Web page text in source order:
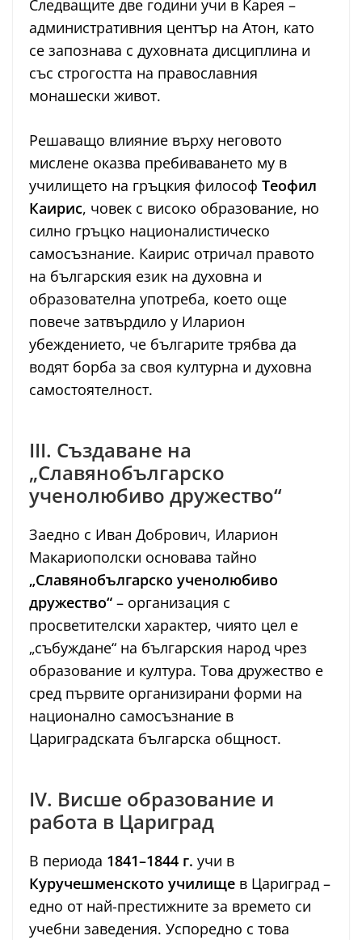
Следващите две години учи в Карея –
административния център на Атон, като
се запознава с духовната дисциплина и
със строгостта на православния
монашески живот.
Решаващо влияние върху неговото
мислене оказва пребиваването му в
училището на гръцкия философ Теофил
Каирис, човек с високо образование, но
силно гръцко националистическо
самосъзнание. Каирис отричал правото
на българския език на духовна и
образователна употреба, което още
повече затвърдило у Иларион
убеждението, че българите трябва да
водят борба за своя културна и духовна
самостоятелност.
III. Създаване на
„Славянобългарско
ученолюбиво дружество“
Заедно с Иван Добрович, Иларион
Макариополски основава тайно
„Славянобългарско ученолюбиво
дружество“ – организация с
просветителски характер, чиято цел е
„събуждане“ на българския народ чрез
образование и култура. Това дружество е
сред първите организирани форми на
национално самосъзнание в
Цариградската българска общност.
IV. Висше образование и
работа в Цариград
В периода 1841–1844 г. учи в
Куручешменското училище в Цариград –
едно от най-престижните за времето си
учебни заведения. Успоредно с това